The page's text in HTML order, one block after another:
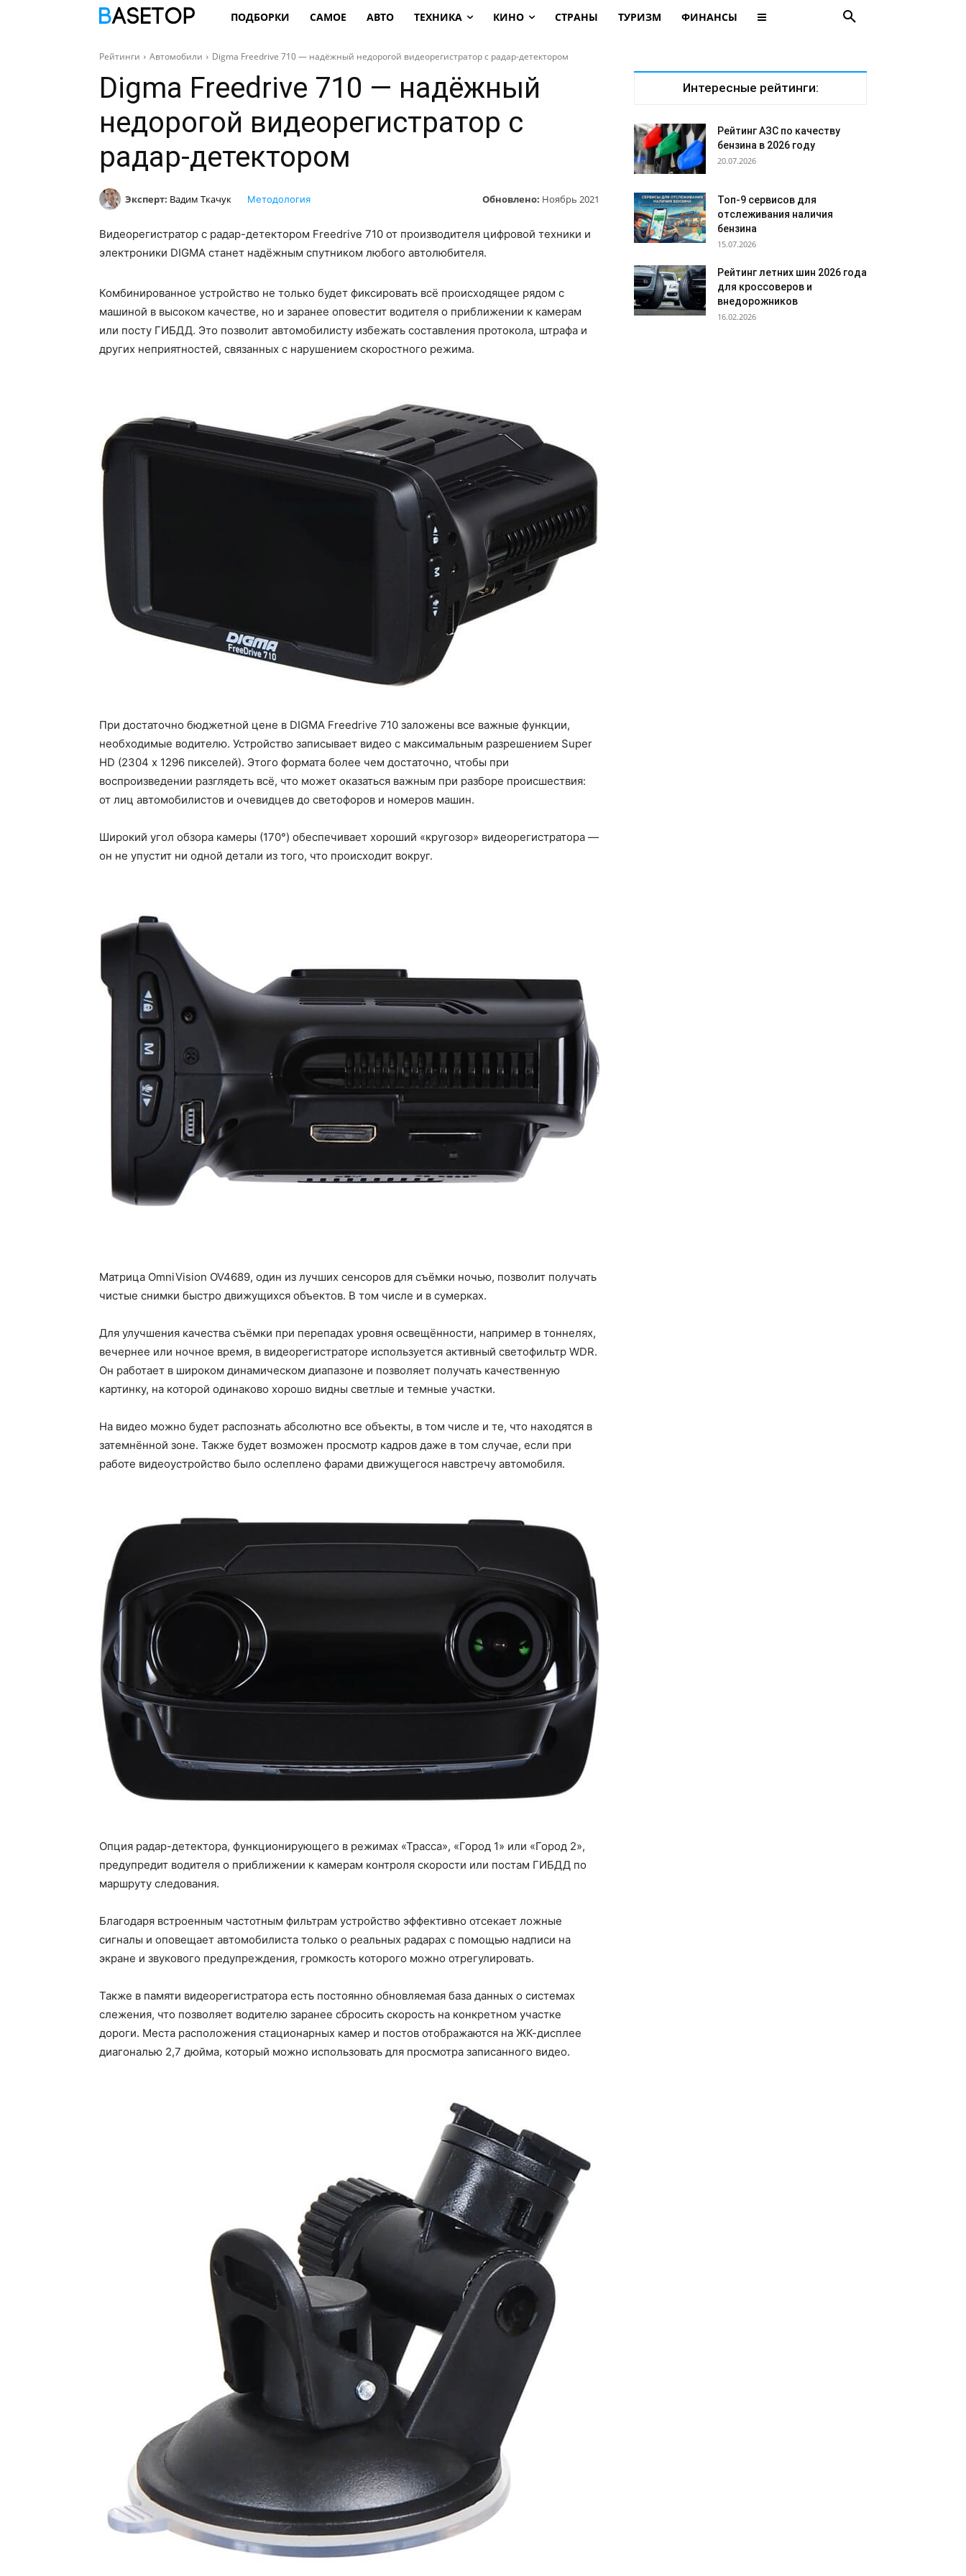
ПОДБОРКИ САМОЕ АВТО ТЕХНИКА КИНО СТРАНЫ ТУРИЗМ ФИНАНСЫ
Рейтинги Автомобили Digma Freedrive 710 — надёжный недорогой видеорегистратор с радар-детектором
Digma Freedrive 710 — надёжный
недорогой видеорегистратор с
радар-детектором
Эксперт: Вадим Ткачук Обновлено: Ноябрь 2021
Методология
Видеорегистратор с радар-детектором Freedrive 710 от производителя цифровой техники и
электроники DIGMA станет надёжным спутником любого автолюбителя.
Комбинированное устройство не только будет фиксировать всё происходящее рядом с
машиной в высоком качестве, но и заранее оповестит водителя о приближении к камерам
или посту ГИБДД. Это позволит автомобилисту избежать составления протокола, штрафа и
других неприятностей, связанных с нарушением скоростного режима.
При достаточно бюджетной цене в DIGMA Freedrive 710 заложены все важные функции,
необходимые водителю. Устройство записывает видео с максимальным разрешением Super
HD (2304 х 1296 пикселей). Этого формата более чем достаточно, чтобы при
воспроизведении разглядеть всё, что может оказаться важным при разборе происшествия:
от лиц автомобилистов и очевидцев до светофоров и номеров машин.
Широкий угол обзора камеры (170°) обеспечивает хороший «кругозор» видеорегистратора —
он не упустит ни одной детали из того, что происходит вокруг.
Матрица OmniVision OV4689, один из лучших сенсоров для съёмки ночью, позволит получать
чистые снимки быстро движущихся объектов. В том числе и в сумерках.
Для улучшения качества съёмки при перепадах уровня освещённости, например в тоннелях,
вечернее или ночное время, в видеорегистраторе используется активный светофильтр WDR.
Он работает в широком динамическом диапазоне и позволяет получать качественную
картинку, на которой одинаково хорошо видны светлые и темные участки.
На видео можно будет распознать абсолютно все объекты, в том числе и те, что находятся в
затемнённой зоне. Также будет возможен просмотр кадров даже в том случае, если при
работе видеоустройство было ослеплено фарами движущегося навстречу автомобиля.
Опция радар-детектора, функционирующего в режимах «Трасса», «Город 1» или «Город 2»,
предупредит водителя о приближении к камерам контроля скорости или постам ГИБДД по
маршруту следования.
Благодаря встроенным частотным фильтрам устройство эффективно отсекает ложные
сигналы и оповещает автомобилиста только о реальных радарах с помощью надписи на
экране и звукового предупреждения, громкость которого можно отрегулировать.
Также в памяти видеорегистратора есть постоянно обновляемая база данных о системах
слежения, что позволяет водителю заранее сбросить скорость на конкретном участке
дороги. Места расположения стационарных камер и постов отображаются на ЖК-дисплее
диагональю 2,7 дюйма, который можно использовать для просмотра записанного видео.
Интересные рейтинги:
Рейтинг АЗС по качеству
бензина в 2026 году
20.07.2026
Топ-9 сервисов для
отслеживания наличия
бензина
15.07.2026
Рейтинг летних шин 2026 года
для кроссоверов и
внедорожников
16.02.2026